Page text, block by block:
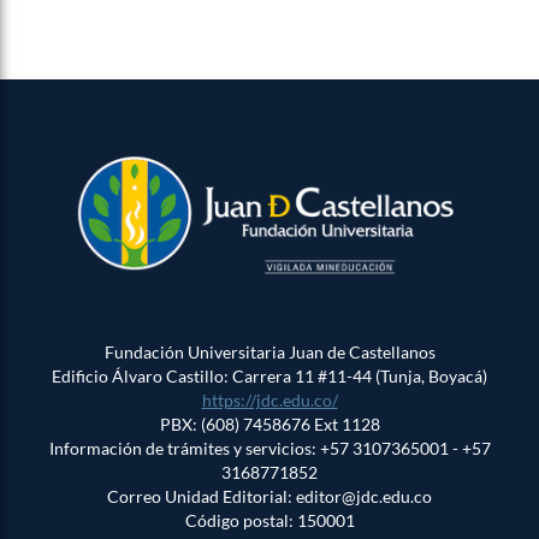
Fundación Universitaria Juan de Castellanos
Edificio Álvaro Castillo: Carrera 11 #11-44 (Tunja, Boyacá)
https://jdc.edu.co/
PBX: (608) 7458676 Ext 1128
Información de trámites y servicios: +57 3107365001 - +57
3168771852
Correo Unidad Editorial: editor@jdc.edu.co
Código postal: 150001